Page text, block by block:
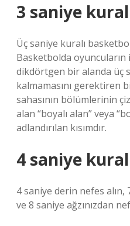
3 saniye
Üç saniye kuralı
Basketbolda
dikdörtgen bir alanda üç
kalmamasını gerektiren
sahasının bölümlerinin
alan “boyalı alan” veya
adlandırılan kısımdır.
4 saniye
4 saniye derin nefes
ve 8 saniye ağzınızdan